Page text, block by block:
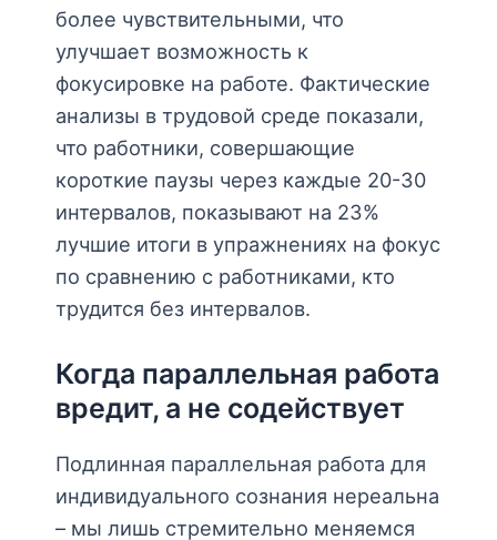
более чувствительными, что
улучшает возможность к
фокусировке на работе. Фактические
анализы в трудовой среде показали,
что работники, совершающие
короткие паузы через каждые 20-30
интервалов, показывают на 23%
лучшие итоги в упражнениях на фокус
по сравнению с работниками, кто
трудится без интервалов.
Когда параллельная работа
вредит, а не содействует
Подлинная параллельная работа для
индивидуального сознания нереальна
– мы лишь стремительно меняемся